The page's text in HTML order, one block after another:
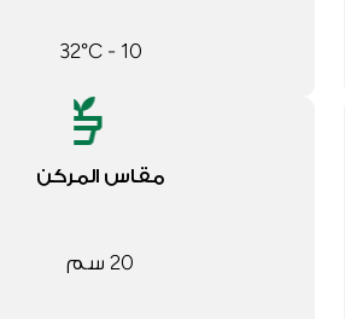
10 - 32°C
مقاس المركن
20 سم